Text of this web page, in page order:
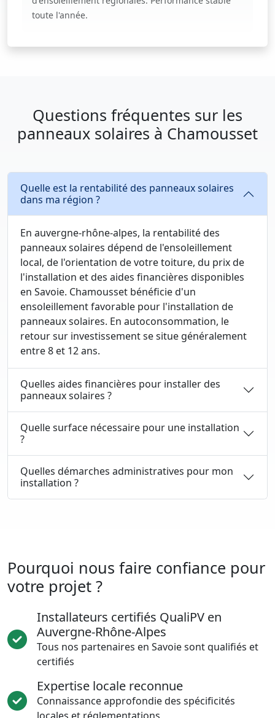
toute l'année.
Questions fréquentes sur les
panneaux solaires à Chamousset
Quelle est la rentabilité des panneaux solaires
dans ma région ?
En auvergne-rhône-alpes, la rentabilité des
panneaux solaires dépend de l'ensoleillement
local, de l'orientation de votre toiture, du prix de
l'installation et des aides financières disponibles
en Savoie. Chamousset bénéficie d'un
ensoleillement favorable pour l'installation de
panneaux solaires. En autoconsommation, le
retour sur investissement se situe généralement
entre 8 et 12 ans.
Quelles aides financières pour installer des
panneaux solaires ?
Quelle surface nécessaire pour une installation
?
Quelles démarches administratives pour mon
installation ?
Pourquoi nous faire confiance pour
votre projet ?
Installateurs certifiés QualiPV en
Auvergne-Rhône-Alpes
Tous nos partenaires en Savoie sont qualifiés et
certifiés
Expertise locale reconnue
Connaissance approfondie des spécificités